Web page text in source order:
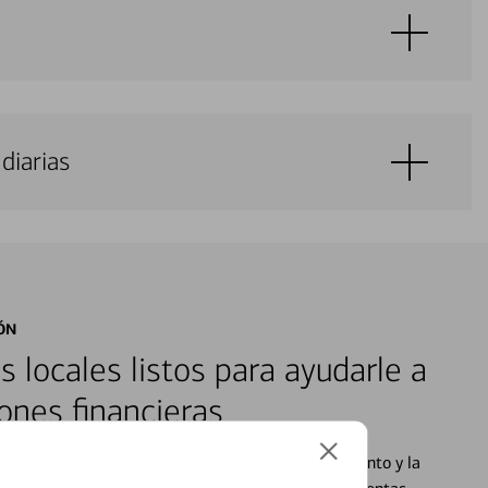
locales listos para ayudarle a
financieras
que se centran en proporcionar el asesoramiento y la